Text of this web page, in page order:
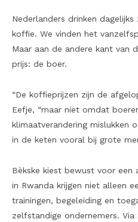
Nederlanders drinken dagelijks
koffie. We vinden het
Maar aan de andere kant van
prijs: de boer.
“De koffieprijzen zijn de
Eefje, “maar niet omdat
klimaatverandering mislukken
in de keten vooral bij grote
Bèkske kiest bewust voor een
in Rwanda krijgen niet alleen
trainingen, begeleiding en
zelfstandige ondernemers.